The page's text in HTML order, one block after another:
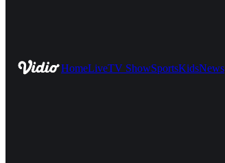
HomeLiveTV ShowSportsKidsNews